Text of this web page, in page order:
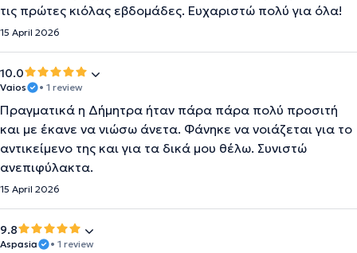
τις πρώτες κιόλας εβδομάδες. Ευχαριστώ πολύ για όλα!
15 April 2026
10.0
Vaios • 1 review
Πραγματικά η Δήμητρα ήταν πάρα πάρα πολύ προσιτή
και με έκανε να νιώσω άνετα. Φάνηκε να νοιάζεται για το
αντικείμενο της και για τα δικά μου θέλω. Συνιστώ
ανεπιφύλακτα.
15 April 2026
9.8
Aspasia • 1 review